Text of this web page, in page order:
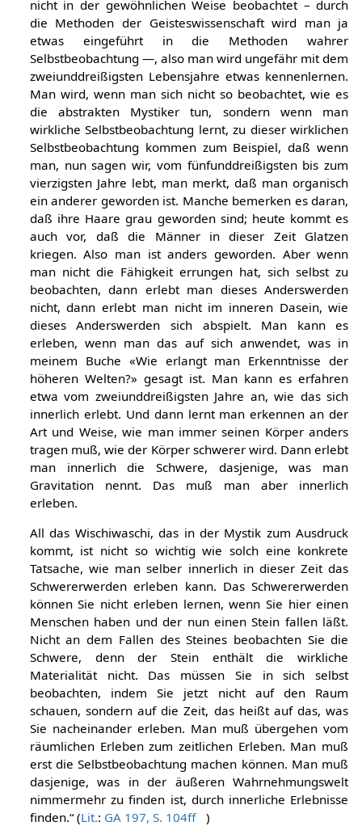
nicht in der gewöhnlichen Weise beobachtet – durch
die Methoden der Geisteswissenschaft wird man ja
etwas eingeführt in die Methoden wahrer
Selbstbeobachtung —, also man wird ungefähr mit dem
zweiunddreißigsten Lebensjahre etwas kennenlernen.
Man wird, wenn man sich nicht so beobachtet, wie es
die abstrakten Mystiker tun, sondern wenn man
wirkliche Selbstbeobachtung lernt, zu dieser wirklichen
Selbstbeobachtung kommen zum Beispiel, daß wenn
man, nun sagen wir, vom fünfunddreißigsten bis zum
vierzigsten Jahre lebt, man merkt, daß man organisch
ein anderer geworden ist. Manche bemerken es daran,
daß ihre Haare grau geworden sind; heute kommt es
auch vor, daß die Männer in dieser Zeit Glatzen
kriegen. Also man ist anders geworden. Aber wenn
man nicht die Fähigkeit errungen hat, sich selbst zu
beobachten, dann erlebt man dieses Anderswerden
nicht, dann erlebt man nicht im inneren Dasein, wie
dieses Anderswerden sich abspielt. Man kann es
erleben, wenn man das auf sich anwendet, was in
meinem Buche «Wie erlangt man Erkenntnisse der
höheren Welten?» gesagt ist. Man kann es erfahren
etwa vom zweiunddreißigsten Jahre an, wie das sich
innerlich erlebt. Und dann lernt man erkennen an der
Art und Weise, wie man immer seinen Körper anders
tragen muß, wie der Körper schwerer wird. Dann erlebt
man innerlich die Schwere, dasjenige, was man
Gravitation nennt. Das muß man aber innerlich
erleben.
All das Wischiwaschi, das in der Mystik zum Ausdruck
kommt, ist nicht so wichtig wie solch eine konkrete
Tatsache, wie man selber innerlich in dieser Zeit das
Schwererwerden erleben kann. Das Schwererwerden
können Sie nicht erleben lernen, wenn Sie hier einen
Menschen haben und der nun einen Stein fallen läßt.
Nicht an dem Fallen des Steines beobachten Sie die
Schwere, denn der Stein enthält die wirkliche
Materialität nicht. Das müssen Sie in sich selbst
beobachten, indem Sie jetzt nicht auf den Raum
schauen, sondern auf die Zeit, das heißt auf das, was
Sie nacheinander erleben. Man muß übergehen vom
räumlichen Erleben zum zeitlichen Erleben. Man muß
erst die Selbstbeobachtung machen können. Man muß
dasjenige, was in der äußeren Wahrnehmungswelt
nimmermehr zu finden ist, durch innerliche Erlebnisse
finden.“ (Lit.: GA 197, S. 104ff )